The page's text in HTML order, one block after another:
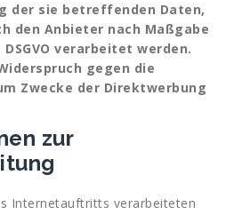
der sie betreffenden Daten,
den Anbieter nach Maßgabe
verarbeitet werden.
gegen die
Zwecke der Direktwerbung
zur
Internetauftritts verarbeiteten